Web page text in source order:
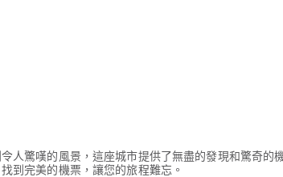
人驚嘆的風景，這座城市提供了無盡的發現和驚奇的
到完美的機票，讓您的旅程難忘。